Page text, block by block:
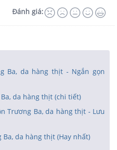
Đánh giá:
Ba, da hàng thịt - Ngắn gọn
da hàng thịt (chi tiết)
Trương Ba, da hàng thịt - Lưu
Ba, da hàng thịt (Hay nhất)